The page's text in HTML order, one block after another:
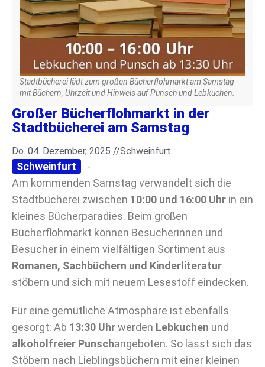
Stadtbücherei lädt zum großen Bücherflohmarkt am Samstag
mit Büchern, Uhrzeit und Hinweis auf Punsch und Lebkuchen.
Großer Bücherflohmarkt in der
Stadtbücherei am Samstag
Do. 04. Dezember, 2025 //Schweinfurt
Schweinfurt
-
Am kommenden Samstag verwandelt sich die
Stadtbücherei zwischen 10:00 und 16:00 Uhr in ein
kleines Bücherparadies. Beim großen
Bücherflohmarkt können Besucherinnen und
Besucher in einem vielfältigen Sortiment aus
Romanen, Sachbüchern und Kinderliteratur
stöbern und sich mit neuem Lesestoff eindecken.
Für eine gemütliche Atmosphäre ist ebenfalls
gesorgt: Ab 13:30 Uhrwerden Lebkuchen und
alkoholfreier Punschangeboten. So lässt sich das
Stöbern nach Lieblingsbüchern mit einer kleinen